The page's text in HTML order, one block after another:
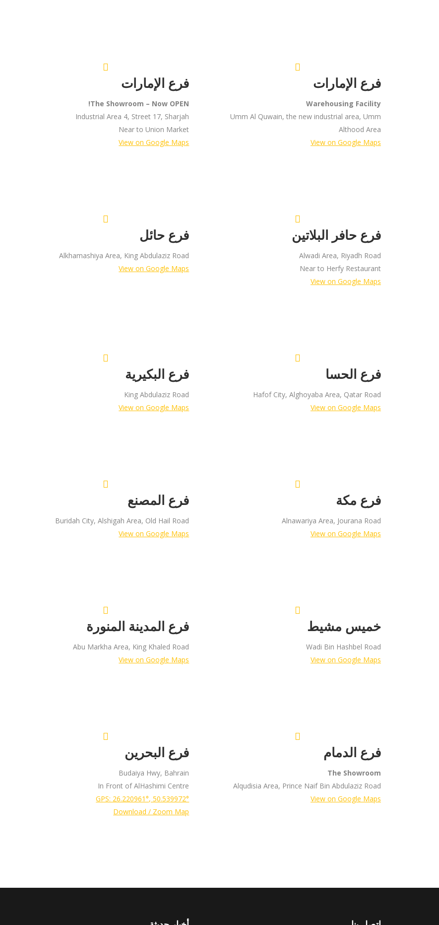
فرع الإمارات
Warehousing Facility
Umm Al Quwain, the new industrial area, Umm
Althood Area
View on Google Maps
فرع الإمارات
The Showroom – Now OPEN!
Industrial Area 4, Street 17, Sharjah
Near to Union Market
View on Google Maps
فرع حافر البلاتين
Alwadi Area, Riyadh Road
Near to Herfy Restaurant
View on Google Maps
فرع حائل
Alkhamashiya Area, King Abdulaziz Road
View on Google Maps
فرع الحسا
Hafof City, Alghoyaba Area, Qatar Road
View on Google Maps
فرع البكيرية
King Abdulaziz Road
View on Google Maps
فرع مكة
Alnawariya Area, Jourana Road
View on Google Maps
فرع المصنع
Buridah City, Alshigah Area, Old Hail Road
View on Google Maps
خميس مشيط
Wadi Bin Hashbel Road
View on Google Maps
فرع المدينة المنورة
Abu Markha Area, King Khaled Road
View on Google Maps
فرع الدمام
The Showroom
Alqudisia Area, Prince Naif Bin Abdulaziz Road
View on Google Maps
فرع البحرين
Budaiya Hwy, Bahrain
In Front of AlHashimi Centre
GPS: 26.220961°, 50.539972°
Download / Zoom Map